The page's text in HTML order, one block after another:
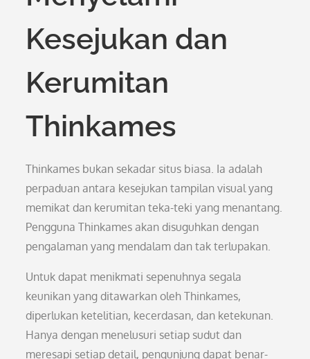
Kesejukan dan
Kerumitan
Thinkames
Thinkames bukan sekadar situs biasa. Ia adalah
perpaduan antara kesejukan tampilan visual yang
memikat dan kerumitan teka-teki yang menantang.
Pengguna Thinkames akan disuguhkan dengan
pengalaman yang mendalam dan tak terlupakan.
Untuk dapat menikmati sepenuhnya segala
keunikan yang ditawarkan oleh Thinkames,
diperlukan ketelitian, kecerdasan, dan ketekunan.
Hanya dengan menelusuri setiap sudut dan
meresapi setiap detail, pengunjung dapat benar-